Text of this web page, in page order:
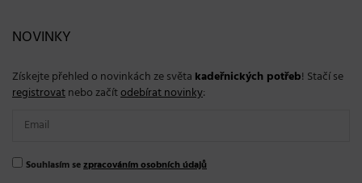
NOVINKY
Získejte přehled o novinkách ze světa kadeřnických potřeb! Stačí se
registrovatnebo začítodebírat novinky:
Souhlasím sezpracováním osobních údajů